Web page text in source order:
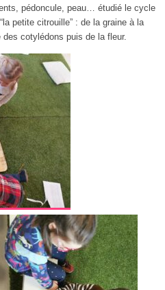
pédoncule, peau… étudié le cycle
petite citrouille” : de la graine à la
cotylédons puis de la fleur.